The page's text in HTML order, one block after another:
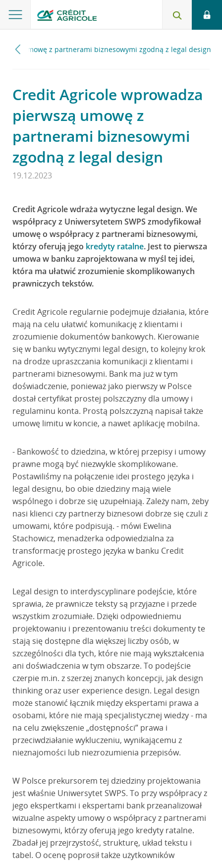
umowę z partnerami biznesowymi zgodną z legal design
Credit Agricole wprowadza
pierwszą umowę z
partnerami biznesowymi
zgodną z legal design
19.12.2023
Credit Agricole wdraża wytyczne legal design. We
współpracy z Uniwersytetem SWPS zmodyfikował
umowę o współpracy z partnerami biznesowymi,
którzy oferują jego kredyty ratalne. Jest to pierwsza
umowa w banku zaprojektowana w myśl tej idei,
która ma ułatwić zrozumienie skomplikowanych
prawniczych tekstów.
Credit Agricole regularnie podejmuje działania, które
mają na celu ułatwić komunikację z klientami i
zrozumienie dokumentów bankowych. Kierowanie
się w banku wytycznymi legal design, to kolejny krok
na drodze upraszczania komunikacji z klientami i
partnerami biznesowymi. Bank ma już w tym
doświadczenie, ponieważ jako pierwszy w Polsce
dostał certyfikat prostej polszczyzny dla umowy i
regulaminu konta. Prostą polszczyzną napisał także
umowę limitu w koncie, a nawet aplikację mobilna.
- Bankowość to dziedzina, w której przepisy i umowy
prawne mogą być niezwykle skomplikowane.
Postawiliśmy na połączenie idei prostego języka i
legal designu, bo obie dziedziny mają wiele
wspólnego i dobrze się uzupełniają. Zależy nam, żeby
nasi klienci czy partnerzy biznesowi dobrze się czuli z
umowami, które podpisują. - mówi Ewelina
Stachowicz, menadżerka odpowiedzialna za
transformację prostego języka w banku Credit
Agricole.
Legal design to interdyscyplinare podejście, które
sprawia, że prawnicze teksty są przyjazne i przede
wszystkim zrozumiałe. Dzięki odpowiedniemu
projektowaniu i prezentowaniu treści dokumenty te
stają się dostępne dla większej liczby osób, w
szczególności dla tych, które nie mają wykształcenia
ani doświadczenia w tym obszarze. To podejście
czerpie m.in. z szerzej znanych koncepcji, jak design
thinking oraz user experience design. Legal design
może stanowić łącznik między ekspertami prawa a
osobami, które nie mają specjalistycznej wiedzy - ma
na celu zwiększenie „dostępności” prawa i
przeciwdziałanie wykluczeniu, wynikającemu z
nieznajomości lub niezrozumienia przepisów.
W Polsce prekursorem tej dziedziny projektowania
jest właśnie Uniwersytet SWPS. To przy współpracy z
jego ekspertkami i ekspertami bank przeanalizował
wizualne aspekty umowy o współpracy z partnerami
biznesowymi, którzy oferują jego kredyty ratalne.
Zbadał jej przejrzystość, strukturę, układ tekstu i
tabel. O ocenę poprosił także użytkowników